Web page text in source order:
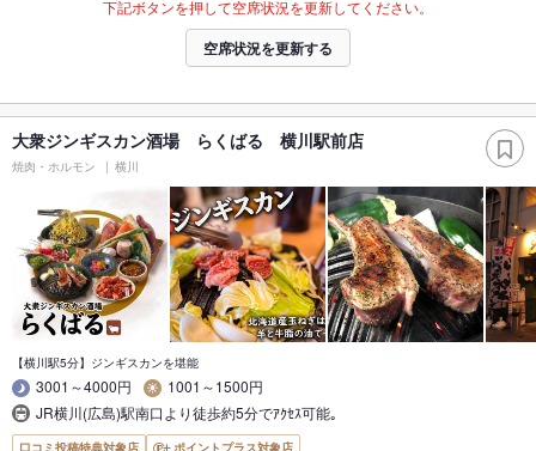
下記ボタンを押して空席状況を更新してください。
空席状況を更新する
大衆ジンギスカン酒場 らくばる 横川駅前店
焼肉・ホルモン 横川
【横川駅5分】ジンギスカンを堪能
3001～4000円
1001～1500円
JR横川(広島)駅南口より徒歩約5分でｱｸｾｽ可能｡
口コミ投稿特典対象店 ポイントプラス対象店